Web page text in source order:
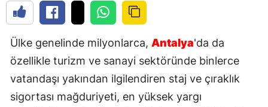
Ülke genelinde milyonlarca, Antalya'da da
özellikle turizm ve sanayi sektöründe binlerce
vatandaşı yakından ilgilendiren staj ve çıraklık
sigortası mağduriyeti, en yüksek yargı